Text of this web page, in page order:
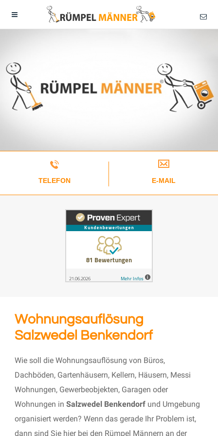
TELEFON E-MAIL
Wohnungsauflösung
Salzwedel Benkendorf
Wie soll die Wohnungsauflösung von Büros,
Dachböden, Gartenhäusern, Kellern, Häusern, Messi
Wohnungen, Gewerbeobjekten, Garagen oder
Wohnungen in Salzwedel Benkendorf und Umgebung
organisiert werden? Wenn das gerade Ihr Problem ist,
dann sind Sie hier bei den Rümpel Männern an der